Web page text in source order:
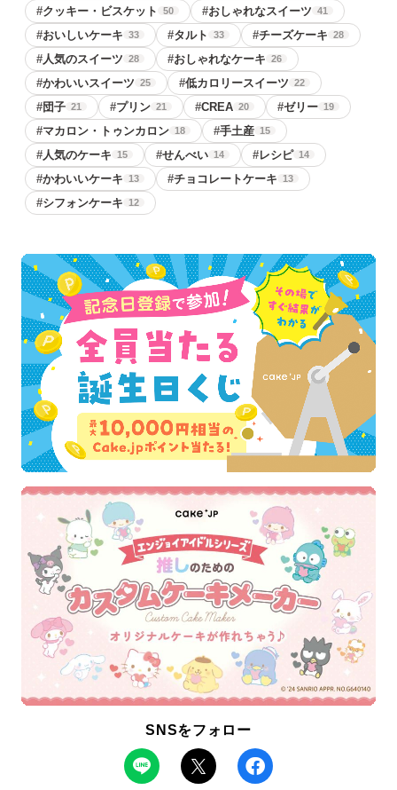
#クッキー・ビスケット 50 #おしゃれなスイーツ 41
#おいしいケーキ 33 #タルト 33 #チーズケーキ 28
# 人気のスイーツ 28 #おしゃれなケーキ 26
#かわいいスイーツ 25 #低カロリースイーツ 22
#団子 21 #プリン 21 #CREA 20 #ゼリー 19
#マカロン・トゥンカロン 18 #手土産 15
# 人気のケーキ 15 #せんべい 14 #レシピ 14
#かわいいケーキ 13 #チョコレートケーキ 13
#シフォンケーキ 12
SNSをフォロー